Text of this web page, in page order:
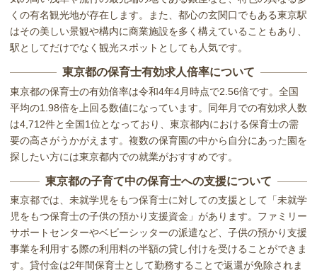
くの有名観光地が存在します。また、都心の玄関口でもある東京駅
はその美しい景観や構内に商業施設を多く構えていることもあり、
駅としてだけでなく観光スポットとしても人気です。
東京都の保育士有効求人倍率について
東京都の保育士の有効倍率は令和4年4月時点で2.56倍です。全国
平均の1.98倍を上回る数値になっています。同年月での有効求人数
は4,712件と全国1位となっており、東京都内における保育士の需
要の高さがうかがえます。複数の保育園の中から自分にあった園を
探したい方には東京都内での就業がおすすめです。
東京都の子育て中の保育士への支援について
東京都では、未就学児をもつ保育士に対しての支援として「未就学
児をもつ保育士の子供の預かり支援資金」があります。ファミリー
サポートセンターやベビーシッターの派遣など、子供の預かり支援
事業を利用する際の利用料の半額の貸し付けを受けることができま
す。貸付金は2年間保育士として勤務することで返還が免除されま